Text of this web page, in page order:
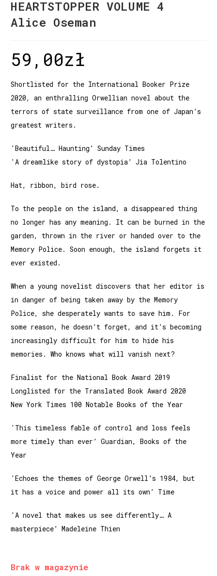
HEARTSTOPPER VOLUME 4
Alice Oseman
59,00zł
Shortlisted for the International Booker Prize
2020, an enthralling Orwellian novel about the
terrors of state surveillance from one of Japan’s
greatest writers.
'Beautiful… Haunting’ Sunday Times
'A dreamlike story of dystopia’ Jia Tolentino
Hat, ribbon, bird rose.
To the people on the island, a disappeared thing
no longer has any meaning. It can be burned in the
garden, thrown in the river or handed over to the
Memory Police. Soon enough, the island forgets it
ever existed.
When a young novelist discovers that her editor is
in danger of being taken away by the Memory
Police, she desperately wants to save him. For
some reason, he doesn’t forget, and it’s becoming
increasingly difficult for him to hide his
memories. Who knows what will vanish next?
Finalist for the National Book Award 2019
Longlisted for the Translated Book Award 2020
New York Times 100 Notable Books of the Year
'This timeless fable of control and loss feels
more timely than ever’ Guardian, Books of the
Year
'Echoes the themes of George Orwell’s 1984, but
it has a voice and power all its own’ Time
'A novel that makes us see differently… A
masterpiece’ Madeleine Thien
Brak w magazynie